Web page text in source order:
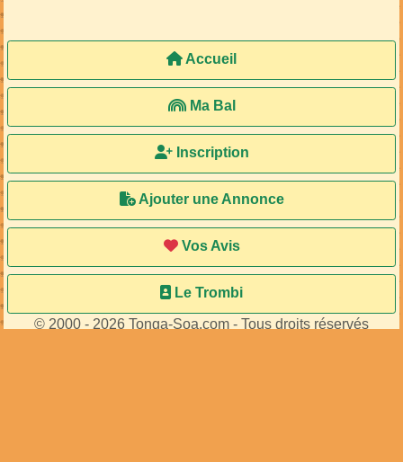
Accueil
Ma Bal
Inscription
Ajouter une Annonce
Vos Avis
Le Trombi
© 2000 - 2026 Tonga-Soa.com - Tous droits réservés